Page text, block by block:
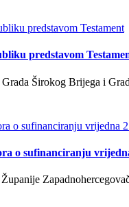
predstavom
Širokog Brijega i
o sufinanciranju